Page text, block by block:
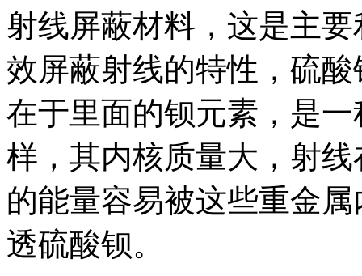
射线屏蔽材料，这是主
效屏蔽射线的特性，硫
在于里面的钡元素，是
样，其内核质量大，射
的能量容易被这些重金
透硫酸钡。